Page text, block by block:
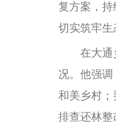
复方案，
切实筑牢生
在大通乡
况。他强
和美乡村
排查还林